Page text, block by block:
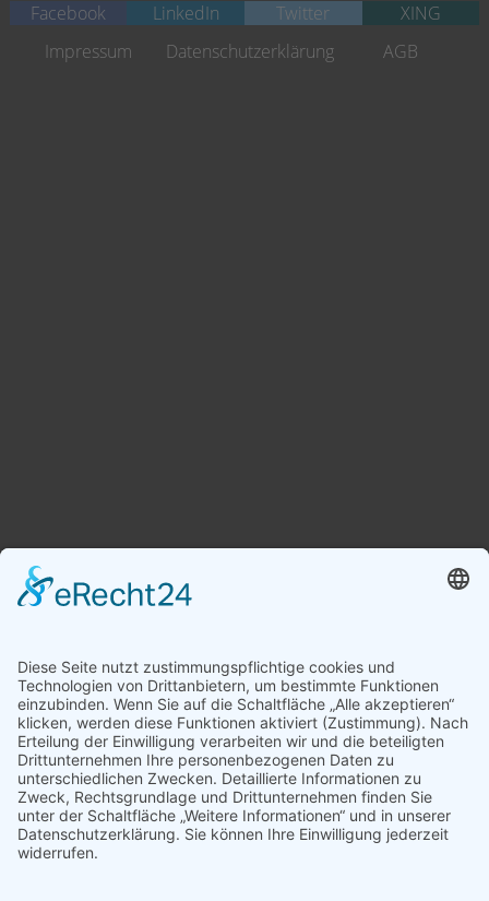
Facebook
LinkedIn Twitter
XING
Navigation
überspringen
Impressum Datenschutzerklärung AGB